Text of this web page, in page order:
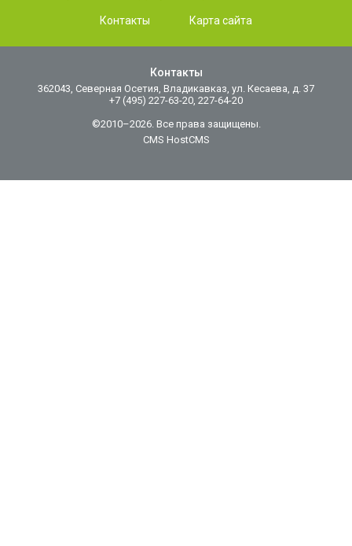
Контакты Карта сайта
Контакты
362043, Северная Осетия, Владикавказ, ул. Кесаева, д. 37
+7 (495) 227-63-20, 227-64-20
©2010–2026. Все права защищены.
CMS HostCMS